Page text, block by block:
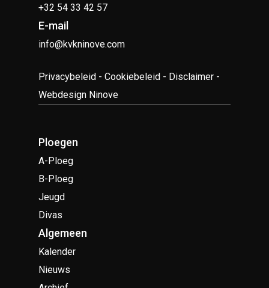
+32 54 33 42 57
E-mail
info@kvkninove.com
Privacybeleid -Cookiebeleid - Disclaimer -
Webdesign Ninove
Ploegen
A-Ploeg
B-Ploeg
Jeugd
Divas
Algemeen
Kalender
Nieuws